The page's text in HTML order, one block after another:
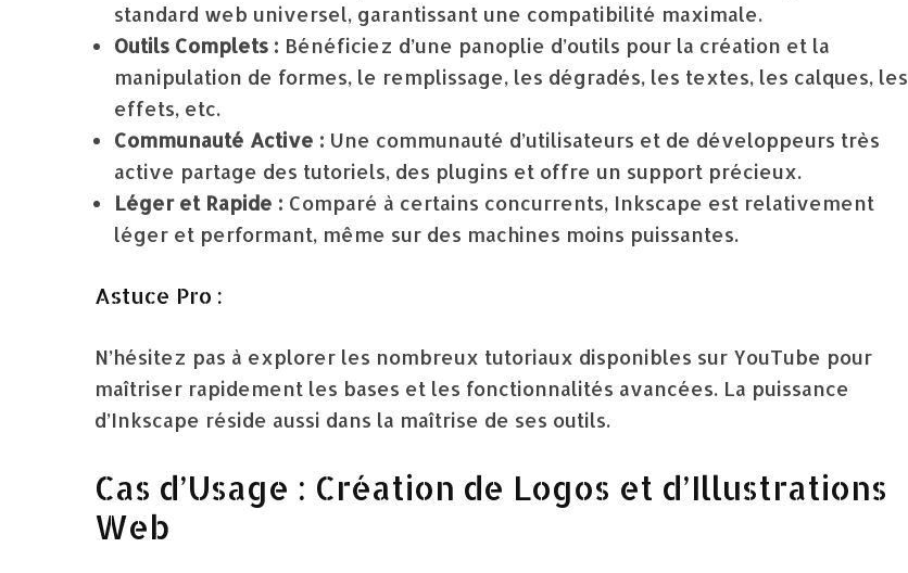
standard web universel, garantissant une compatibilité maximale.
Outils Complets : Bénéficiez d’une panoplie d’outils pour la création et la
manipulation de formes, le remplissage, les dégradés, les textes, les calques, les
effets, etc.
Communauté Active : Une communauté d’utilisateurs et de développeurs très
active partage des tutoriels, des plugins et offre un support précieux.
Léger et Rapide : Comparé à certains concurrents, Inkscape est relativement
léger et performant, même sur des machines moins puissantes.
Astuce Pro :
N’hésitez pas à explorer les nombreux tutoriaux disponibles sur YouTube pour
maîtriser rapidement les bases et les fonctionnalités avancées. La puissance
d’Inkscape réside aussi dans la maîtrise de ses outils.
Cas d’Usage : Création de Logos et d’Illustrations
Web